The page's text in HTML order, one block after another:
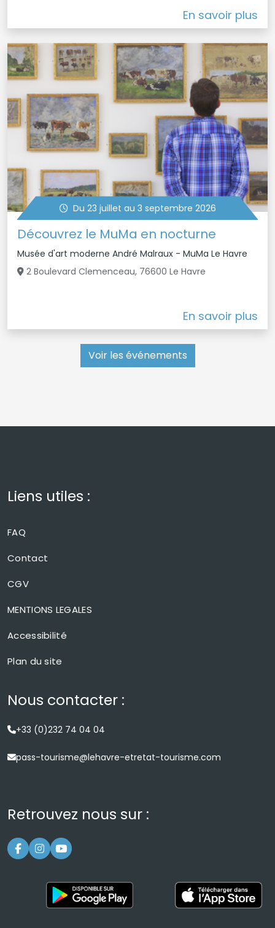
En savoir plus
Du 23 juillet au 3 septembre 2026
Découvrez le MuMa en nocturne
Musée d'art moderne André Malraux - MuMa Le Havre
2 Boulevard Clemenceau, 76600 Le Havre
En savoir plus
Voir les événements
Liens utiles :
FAQ
Contact
CGV
MENTIONS LEGALES
Accessibilité
Plan du site
Nous contacter :
+33 (0)232 74 04 04
pass-tourisme@lehavre-etretat-tourisme.com
Retrouvez nous sur :